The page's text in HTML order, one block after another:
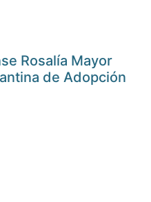
Rosalía Mayor
de Adopción